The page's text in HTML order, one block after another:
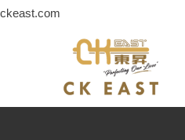
ckeast.com
content